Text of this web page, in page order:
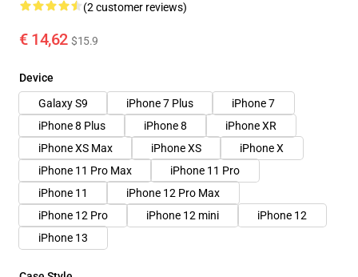
(2 customer reviews)
€ 14,62 $15.9
Device
Galaxy S9
iPhone 7 Plus
iPhone 7
iPhone 8 Plus
iPhone 8
iPhone XR
iPhone XS Max
iPhone XS
iPhone X
iPhone 11 Pro Max
iPhone 11 Pro
iPhone 11
iPhone 12 Pro Max
iPhone 12 Pro
iPhone 12 mini
iPhone 12
iPhone 13